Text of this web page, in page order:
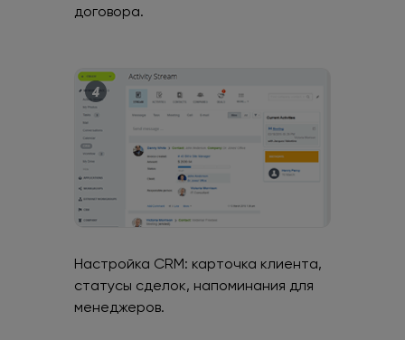
договора.
Настройка CRM: карточка клиента,
статусы сделок, напоминания для
менеджеров.